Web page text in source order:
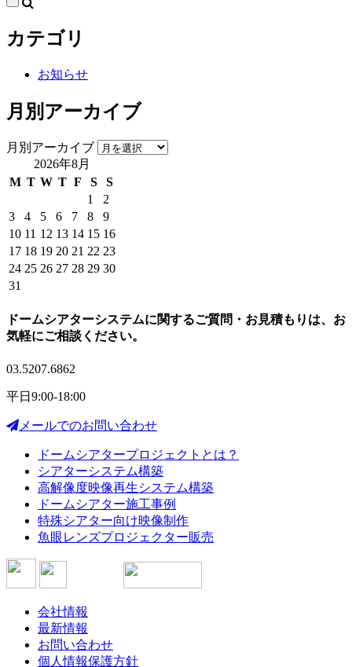
カテゴリ
お知らせ
月別アーカイブ
月別アーカイブ
2026年8月
M T W T F S
S
1
2
3
4 5 6 7 8
9
10 11 12 13 14 15 16
17 18 19 20 21 22 23
24 25 26 27 28 29 30
31
ドームシアターシステムに関するご質問・お見積もりは、 お
気軽にご相談ください。
03.5207.6862
平日9:00-18:00
メールでのお問い合わせ
ドームシアタープロジェクトとは？
シアターシステム構築
高解像度映像再生システム構築
ドームシアター施工事例
特殊シアター向け映像制作
魚眼レンズプロジェクター販売
会社情報
最新情報
お問い合わせ
個人情報保護方針